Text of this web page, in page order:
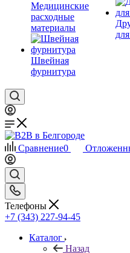
Медицинские
расходные
материалы
Швейная
фурнитура
Сравнение0
Телефоны
+7 (343) 227-94-45
Каталог
Назад